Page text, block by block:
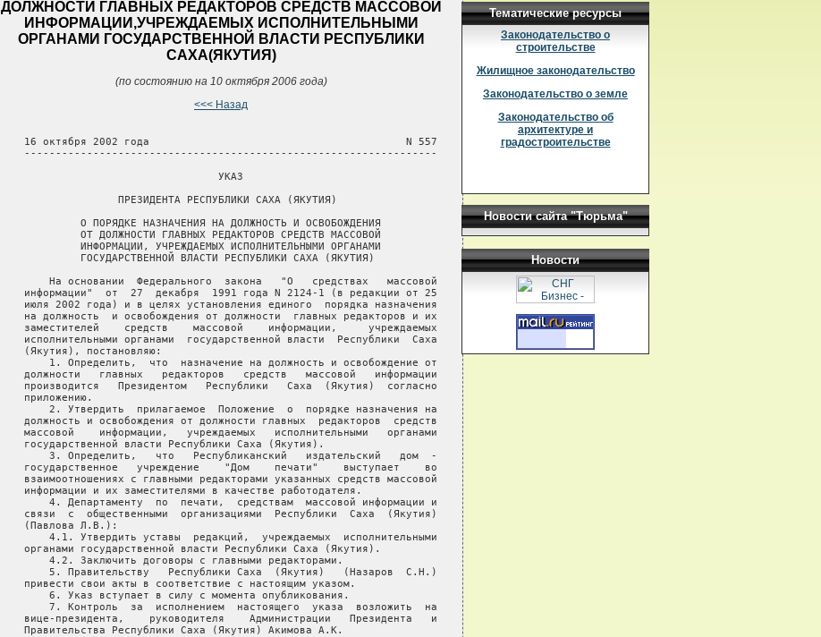
ДОЛЖНОСТИ ГЛАВНЫХ РЕДАКТОРОВ СРЕДСТВ МАССОВОЙ
ИНФОРМАЦИИ,УЧРЕЖДАЕМЫХ ИСПОЛНИТЕЛЬНЫМИ
ОРГАНАМИ ГОСУДАРСТВЕННОЙ ВЛАСТИ РЕСПУБЛИКИ
САХА(ЯКУТИЯ)
(по состоянию на 10 октября 2006 года)
<<< Назад
   16 октября 2002 года                                         N 557
   ------------------------------------------------------------------
                                  УКАЗ
                  ПРЕЗИДЕНТА РЕСПУБЛИКИ САХА (ЯКУТИЯ)
            О ПОРЯДКЕ НАЗНАЧЕНИЯ НА ДОЛЖНОСТЬ И ОСВОБОЖДЕНИЯ
            ОТ ДОЛЖНОСТИ ГЛАВНЫХ РЕДАКТОРОВ СРЕДСТВ МАССОВОЙ
            ИНФОРМАЦИИ, УЧРЕЖДАЕМЫХ ИСПОЛНИТЕЛЬНЫМИ ОРГАНАМИ
            ГОСУДАРСТВЕННОЙ ВЛАСТИ РЕСПУБЛИКИ САХА (ЯКУТИЯ)
       На основании  Федерального  закона   "О   средствах   массовой
   информации"  от  27  декабря  1991 года N 2124-1 (в редакции от 25
   июля 2002 года) и в целях установления единого  порядка назначения
   на должность  и освобождения от должности  главных редакторов и их
   заместителей    средств    массовой    информации,     учреждаемых
   исполнительными органами  государственной власти  Республики  Саха
   (Якутия), постановляю:
       1. Определить,  что  назначение на должность и освобождение от
   должности   главных   редакторов   средств   массовой   информации
   производится   Президентом   Республики   Саха  (Якутия)  согласно
   приложению.
       2. Утвердить  прилагаемое  Положение  о  порядке назначения на
   должность и освобождения от должности главных  редакторов  средств
   массовой    информации,   учреждаемых   исполнительными   органами
   государственной власти Республики Саха (Якутия).
       3. Определить,   что   Республиканский   издательский   дом  -
   государственное   учреждение    "Дом    печати"    выступает    во
   взаимоотношениях с главными редакторами указанных средств массовой
   информации и их заместителями в качестве работодателя.
       4. Департаменту  по  печати,  средствам  массовой информации и
   связи  с  общественными  организациями  Республики  Саха  (Якутия)
   (Павлова Л.В.):
       4.1. Утвердить уставы  редакций,  учреждаемых  исполнительными
   органами государственной власти Республики Саха (Якутия).
       4.2. Заключить договоры с главными редакторами.
       5. Правительству   Республики Саха  (Якутия)   (Назаров  С.Н.)
   привести свои акты в соответствие с настоящим указом.
       6. Указ вступает в силу с момента опубликования.
       7. Контроль  за  исполнением  настоящего  указа  возложить  на
   вице-президента,    руководителя    Администрации   Президента   и
   Правительства Республики Саха (Якутия) Акимова А.К.
Тематические ресурсы
Законодательство о
строительстве
Жилищное законодательство
Законодательство о земле
Законодательство об
архитектуре и
градостроительстве
Новости сайта "Тюрьма"
Новости